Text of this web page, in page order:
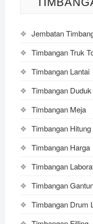
Jembatan
Timbangan Truk
Timbangan Lantai
Timbangan Duduk
Timbangan Meja
Timbangan Hitung
Timbangan Harga
Timbangan
Timbangan
Timbangan Drum